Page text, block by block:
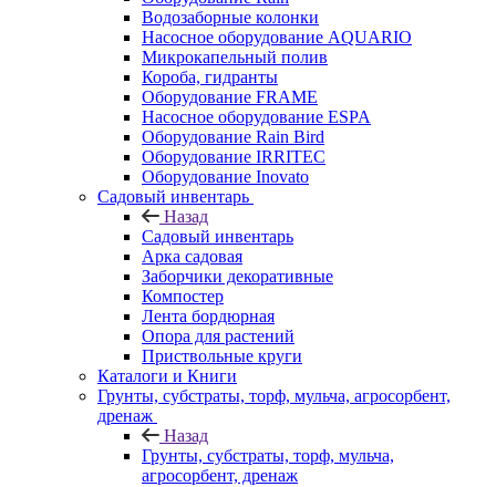
Водозаборные колонки
Насосное оборудование AQUARIO
Микрокапельный полив
Короба, гидранты
Оборудование FRAME
Насосное оборудование ESPA
Оборудование Rain Bird
Оборудование IRRITEC
Оборудование Inovato
Садовый инвентарь
Назад
Садовый инвентарь
Арка садовая
Заборчики декоративные
Компостер
Лента бордюрная
Опора для растений
Приствольные круги
Каталоги и Книги
Грунты, субстраты, торф, мульча, агросорбент,
дренаж
Назад
Грунты, субстраты, торф, мульча,
агросорбент, дренаж